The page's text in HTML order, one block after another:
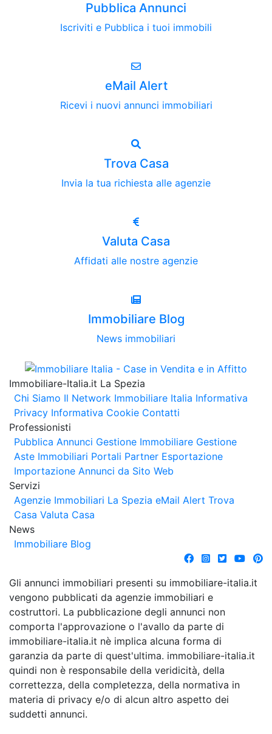
Pubblica Annunci
Iscriviti e Pubblica i tuoi immobili
eMail Alert
Ricevi i nuovi annunci immobiliari
Trova Casa
Invia la tua richiesta alle agenzie
Valuta Casa
Affidati alle nostre agenzie
Immobiliare Blog
News immobiliari
Immobiliare-Italia.it La Spezia
Chi Siamo Il Network Immobiliare Italia Informativa
Privacy Informativa Cookie Contatti
Professionisti
Pubblica Annunci Gestione Immobiliare Gestione
Aste Immobiliari Portali Partner Esportazione
Importazione Annunci da Sito Web
Servizi
Agenzie Immobiliari La Spezia eMail Alert Trova
Casa Valuta Casa
News
Immobiliare Blog
Gli annunci immobiliari presenti su immobiliare-italia.it
vengono pubblicati da agenzie immobiliari e
costruttori. La pubblicazione degli annunci non
comporta l'approvazione o l'avallo da parte di
immobiliare-italia.it nè implica alcuna forma di
garanzia da parte di quest'ultima. immobiliare-italia.it
quindi non è responsabile della veridicità, della
correttezza, della completezza, della normativa in
materia di privacy e/o di alcun altro aspetto dei
suddetti annunci.